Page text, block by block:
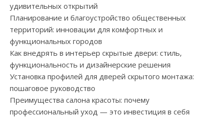
удивительных открытий
Планирование и благоустройство общественных
территорий: инновации для комфортных и
функциональных городов
Как внедрять в интерьер скрытые двери: стиль,
функциональность и дизайнерские решения
Установка профилей для дверей скрытого монтажа:
пошаговое руководство
Преимущества салона красоты: почему
профессиональный уход — это инвестиция в себя